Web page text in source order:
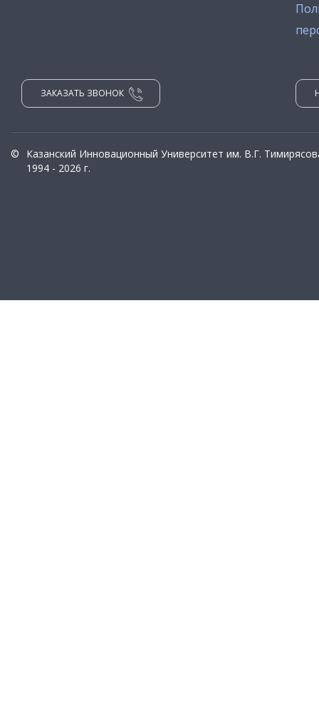
ЗАКАЗАТЬ ЗВОНОК
©
Казанский Инновационный Университет им. В.Г.
1994 - 2026 г.